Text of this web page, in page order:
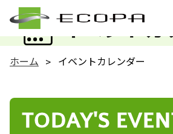
イベントカ
EVENT
ホーム イベントカレンダー
TODAY'S